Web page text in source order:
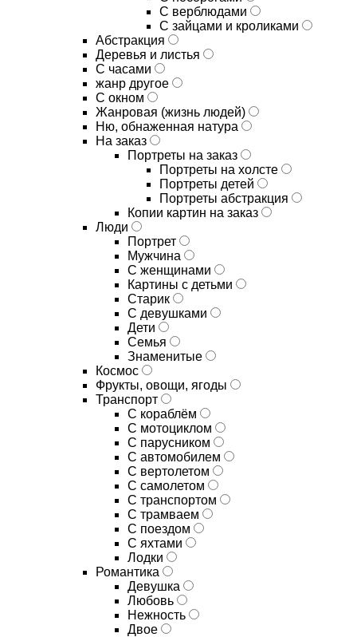
С верблюдами
С зайцами и кроликами
Абстракция
Деревья и листья
С часами
жанр другое
С окном
Жанровая (жизнь людей)
Ню, обнаженная натура
На заказ
Портреты на заказ
Портреты на холсте
Портреты детей
Портреты абстракция
Копии картин на заказ
Люди
Портрет
Мужчина
С женщинами
Картины с детьми
Старик
С девушками
Дети
Семья
Знаменитые
Космос
Фрукты, овощи, ягоды
Транспорт
С кораблём
С мотоциклом
С парусником
С автомобилем
С вертолетом
С самолетом
С транспортом
С трамваем
С поездом
С яхтами
Лодки
Романтика
Девушка
Любовь
Нежность
Двое